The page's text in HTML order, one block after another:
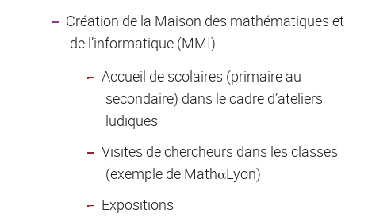
Création de la Maison des mathématiques et
de l’informatique (MMI)
Accueil de scolaires (primaire au
secondaire) dans le cadre d’ateliers
ludiques
Visites de chercheurs dans les classes
(exemple de MathαLyon)
Expositions